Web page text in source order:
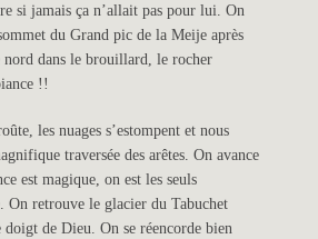
si jamais ça n’allait pas pour lui. On
du Grand pic de la Meije après
nord dans le brouillard, le rocher
!!
les nuages s’estompent et nous
traversée des arêtes. On avance
est magique, on est les seuls
On retrouve le glacier du Tabuchet
doigt de Dieu. On se réencorde bien